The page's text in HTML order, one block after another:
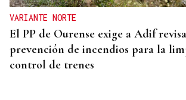
VARIANTE NORTE
El PP de Ourense exige a Adif
prevención de incendios para la
control de trenes